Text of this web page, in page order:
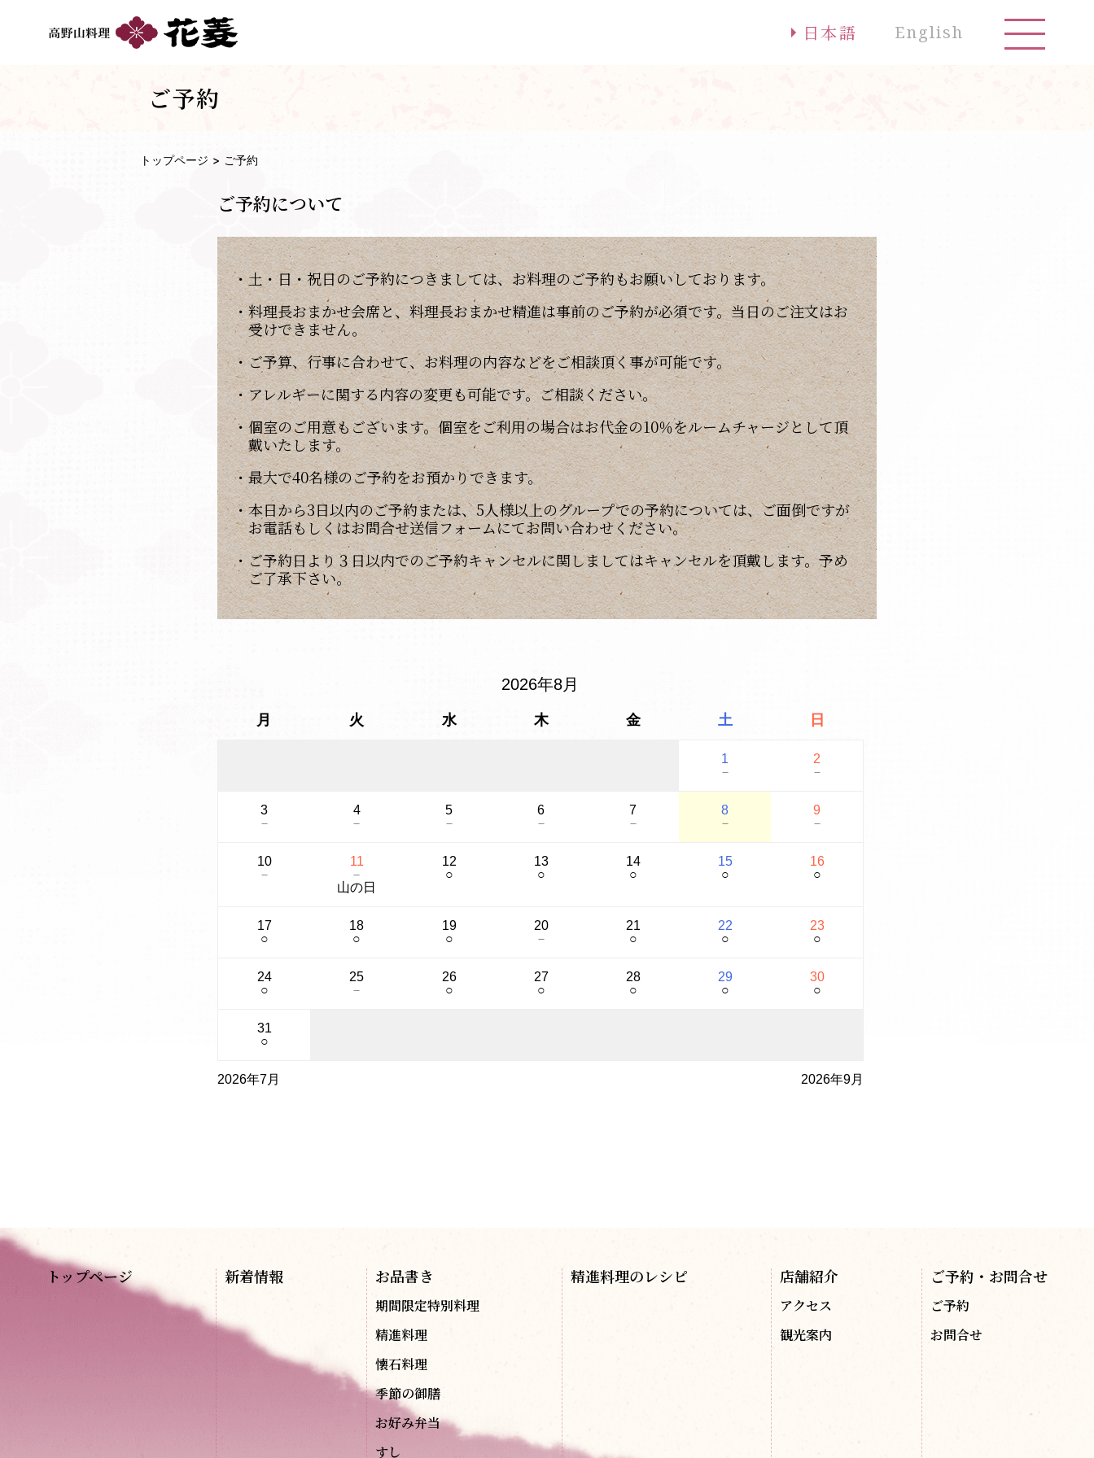
English
日本語
ご予約
トップページ ご予約
ご予約について
・土・日・祝日のご予約につきましては、お料理のご予約もお願いしております。
・料理長おまかせ会席と、料理長おまかせ精進は事前のご予約が必須です。当日のご注文はお
受けできません。
・ご予算、行事に合わせて、お料理の内容などをご相談頂く事が可能です。
・アレルギーに関する内容の変更も可能です。ご相談ください。
・個室のご用意もございます。個室をご利用の場合はお代金の10％をルームチャージとして頂
戴いたします。
・最大で40名様のご予約をお預かりできます。
・本日から3日以内のご予約または、5人様以上のグループでの予約については、ご面倒ですが
お電話もしくはお問合せ送信フォームにてお問い合わせください。
・ご予約日より３日以内でのご予約キャンセルに関しましてはキャンセルを頂戴します。予め
ご了承下さい。
2026年8月
月 火 水 木 金 土 日
1
－
2
－
3
－
4
－
5
－
6
－
7
－
8
－
9
－
10
－
11
－
山の日
12
○
13
○
14
○
15
○
16
○
17
○
18
○
19
○
20
－
21
○
22
○
23
○
24
○
25
－
26
○
27
○
28
○
29
○
30
○
31
○
2026年7月 2026年9月
トップページ 新着情報 お品書き
期間限定特別料理
精進料理
懐石料理
季節の御膳
お好み弁当
すし
精進料理のレシピ 店舗紹介
アクセス
観光案内
ご予約・お問合せ
ご予約
お問合せ